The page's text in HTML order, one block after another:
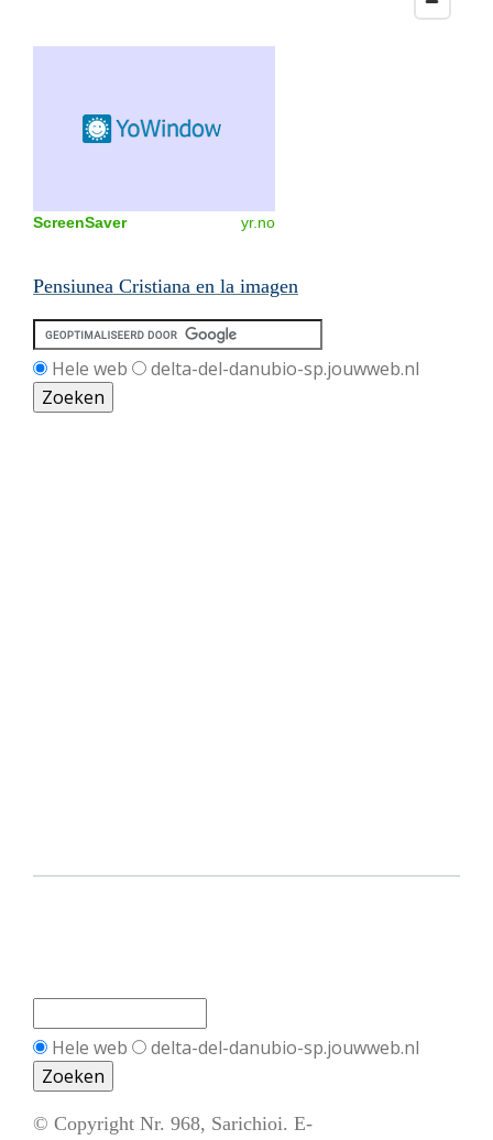
ScreenSaver yr.no
Pensiunea Cristiana en la imagen
Hele web delta-del-danubio-sp.jouwweb.nl
Hele web delta-del-danubio-sp.jouwweb.nl
© Copyright Nr. 968, Sarichioi. E-